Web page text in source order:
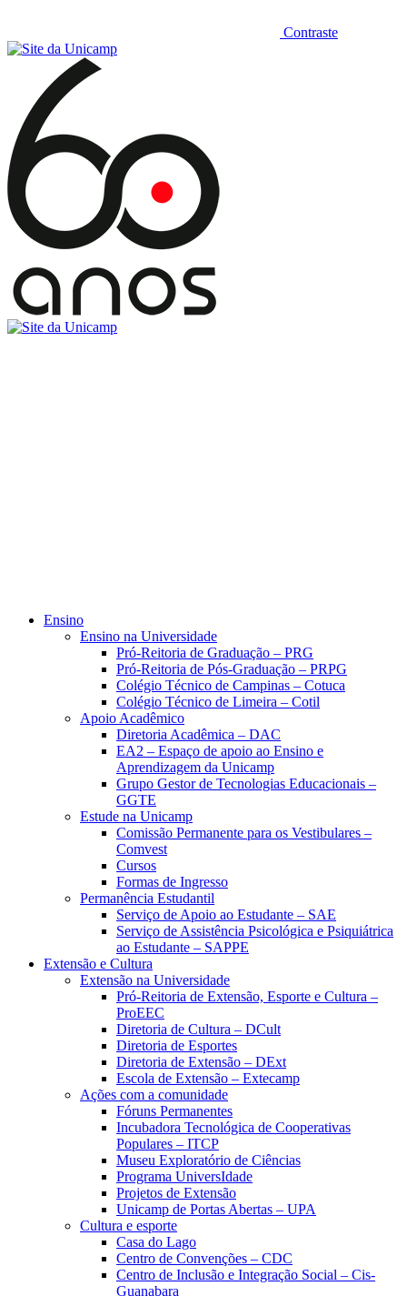
Contraste
Ensino
Ensino na Universidade
Pró-Reitoria de Graduação – PRG
Pró-Reitoria de Pós-Graduação – PRPG
Colégio Técnico de Campinas – Cotuca
Colégio Técnico de Limeira – Cotil
Apoio Acadêmico
Diretoria Acadêmica – DAC
EA2 – Espaço de apoio ao Ensino e
Aprendizagem da Unicamp
Grupo Gestor de Tecnologias Educacionais –
GGTE
Estude na Unicamp
Comissão Permanente para os Vestibulares –
Comvest
Cursos
Formas de Ingresso
Permanência Estudantil
Serviço de Apoio ao Estudante – SAE
Serviço de Assistência Psicológica e Psiquiátrica
ao Estudante – SAPPE
Extensão e Cultura
Extensão na Universidade
Pró-Reitoria de Extensão, Esporte e Cultura –
ProEEC
Diretoria de Cultura – DCult
Diretoria de Esportes
Diretoria de Extensão – DExt
Escola de Extensão – Extecamp
Ações com a comunidade
Fóruns Permanentes
Incubadora Tecnológica de Cooperativas
Populares – ITCP
Museu Exploratório de Ciências
Programa UniversIdade
Projetos de Extensão
Unicamp de Portas Abertas – UPA
Cultura e esporte
Casa do Lago
Centro de Convenções – CDC
Centro de Inclusão e Integração Social – Cis-
Guanabara